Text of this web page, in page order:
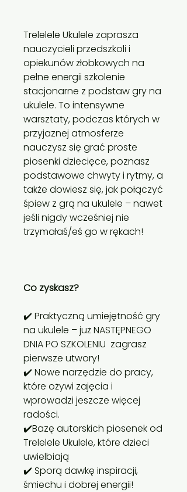
Trelelele Ukulele zaprasza
nauczycieli przedszkoli i
opiekunów żłobkowych na
pełne energii szkolenie
stacjonarne z podstaw gry na
ukulele. To intensywne
warsztaty, podczas których w
przyjaznej atmosferze
nauczysz się grać proste
piosenki dziecięce, poznasz
podstawowe chwyty i rytmy, a
także dowiesz się, jak połączyć
śpiew z grą na ukulele – nawet
jeśli nigdy wcześniej nie
trzymałaś/eś go w rękach!
Co zyskasz?
✔️ Praktyczną umiejętność gry
na ukulele – już NASTĘPNEGO
DNIA PO SZKOLENIU zagrasz
pierwsze utwory!
✔️ Nowe narzędzie do pracy,
które ożywi zajęcia i
wprowadzi jeszcze więcej
radości.
✔️Bazę autorskich piosenek od
Trelelele Ukulele, które dzieci
uwielbiają
✔️ Sporą dawkę inspiracji,
śmiechu i dobrej energii!